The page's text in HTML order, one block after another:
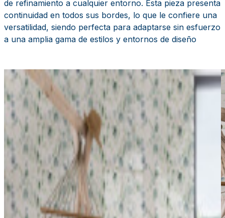
de refinamiento a cualquier entorno. Esta pieza presenta
continuidad en todos sus bordes, lo que le confiere una
versatilidad, siendo perfecta para adaptarse sin esfuerzo
a una amplia gama de estilos y entornos de diseño